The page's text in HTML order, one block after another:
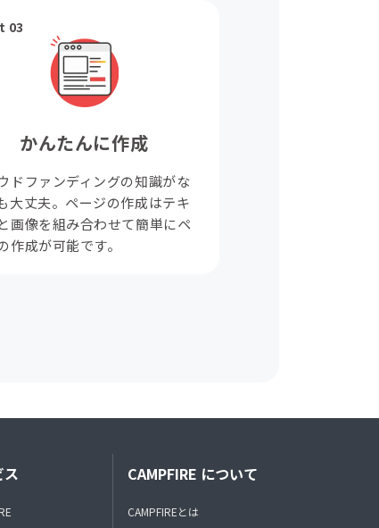
03
かんたんに作成
ドファンディングの知識がな
大丈夫。ページの作成はテキ
画像を組み合わせて簡単にペ
作成が可能です。
ス CAMPFIRE について
CAMPFIREとは